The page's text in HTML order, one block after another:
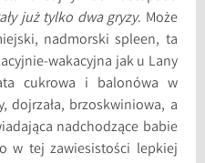
już tylko dwa gryzy. Może
nadmorski spleen, ta
wakacyjna jak u Lany
cukrowa i balonówa w
dojrzała, brzoskwiniowa, a
nadchodzące babie
w tej zawiesistości lepkiej